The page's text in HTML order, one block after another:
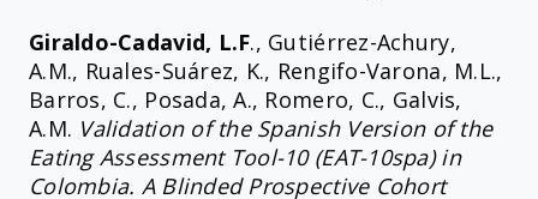
Giraldo-Cadavid, L.F., Gutiérrez-Achury,
A.M., Ruales-Suárez, K., Rengifo-Varona, M.L.,
Barros, C., Posada, A., Romero, C., Galvis,
A.M. Validation of the Spanish Version of the
Eating Assessment Tool-10 (EAT-10spa) in
Colombia. A Blinded Prospective Cohort